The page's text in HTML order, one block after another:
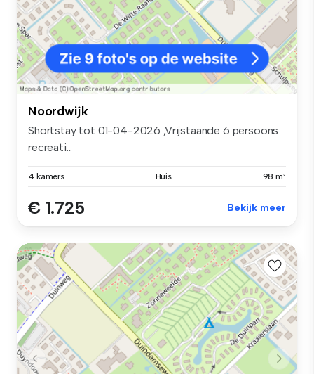
Noordwijk
Shortstay tot 01-04-2026 ,Vrijstaande 6 persoons
recreati...
4 kamers Huis 98 m²
€ 1.725 Bekijk meer